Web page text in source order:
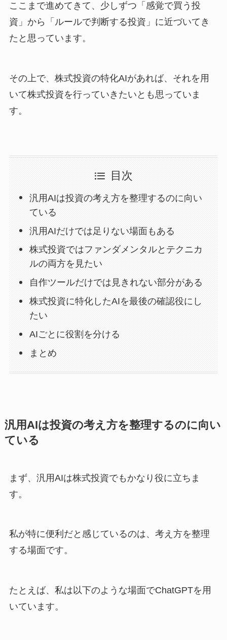
ここまで進めてきて、少しずつ「感覚で買う投
資」から「ルールで判断する投資」に近づいてき
たと思っています。
その上で、株式投資の特化AIがあれば、それを用
いて株式投資を行っていきたいとも思っていま
す。
目次
汎用AIは投資の考え方を整理するのに向い
ている
汎用AIだけでは足りない場面もある
株式投資ではファンダメンタルとテクニカ
ルの両方を見たい
自作ツールだけでは見きれない部分がある
株式投資に特化したAIを最後の確認役にし
たい
AIごとに役割を分ける
まとめ
汎用AIは投資の考え方を整理するのに向い
ている
まず、汎用AIは株式投資でもかなり役に立ちま
す。
私が特に便利だと感じているのは、考え方を整理
する場面です。
たとえば、私は以下のような場面でChatGPTを用
いています。